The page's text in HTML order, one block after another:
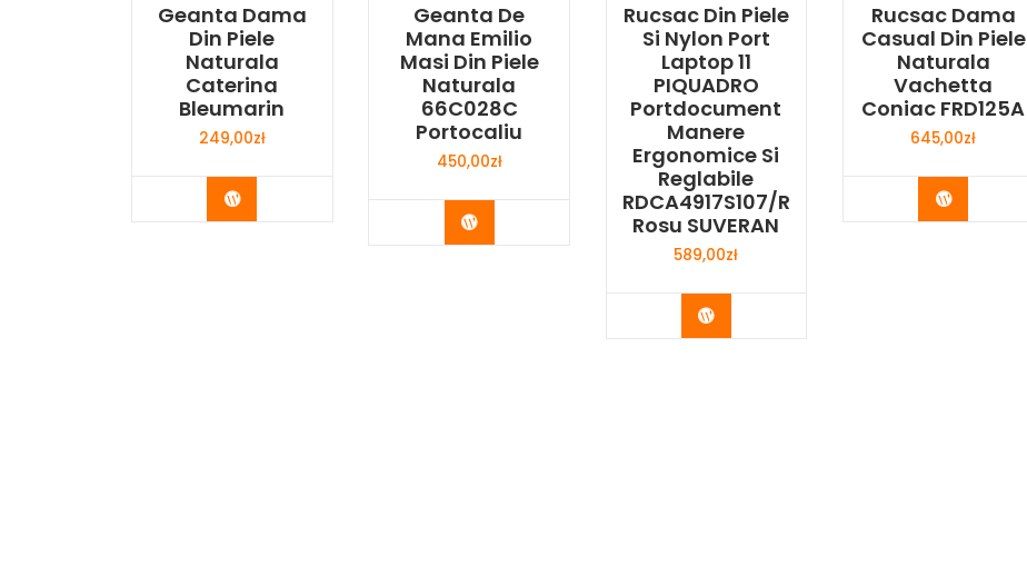
Geanta Dama
Din Piele
Naturala
Caterina
Bleumarin
249,00zł
Buy Now
Geanta De
Mana Emilio
Masi Din Piele
Naturala
66C028C
Portocaliu
450,00zł
Buy Now
Rucsac Din Piele
Si Nylon Port
Laptop 11
PIQUADRO
Portdocument
Manere
Ergonomice Si
Reglabile
RDCA4917S107/R
Rosu SUVERAN
589,00zł
Buy Now
Rucsac Dama
Casual Din Piele
Naturala
Vachetta
Coniac FRD125A
645,00zł
Buy Now